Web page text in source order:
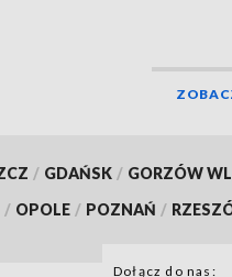
/ GDAŃSK / GORZÓW
/ OPOLE / POZNAŃ /
Dołącz do nas: